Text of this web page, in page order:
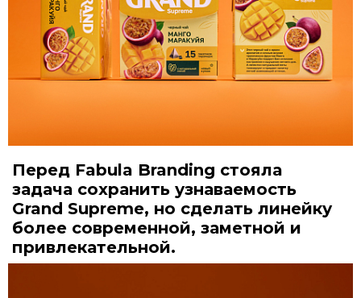
Перед Fabula Branding стояла
задача сохранить узнаваемость
Grand Supreme, но сделать линейку
более современной, заметной и
привлекательной.